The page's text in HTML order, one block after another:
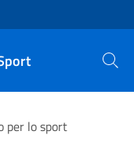
Cerca
per lo sport